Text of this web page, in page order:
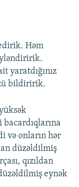
Həm
yaratdığınız
bildiririk.
və onların hər
düzəldilmiş
qızıldan
eynək